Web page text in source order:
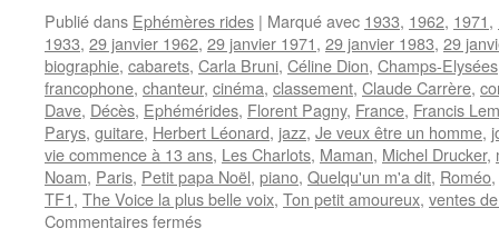
Publié dans Ephémères rides | Marqué avec 1933, 1962, 1971,
1933, 29 janvier 1962, 29 janvier 1971, 29 janvier 1983, 29
biographie, cabarets, Carla Bruni, Céline Dion, Champs-Elysées
francophone, chanteur, cinéma, classement, Claude Carrère,
Dave, Décès, Ephémérides, Florent Pagny, France, Francis
Parys, guitare, Herbert Léonard, jazz, Je veux être un homme,
vie commence à 13 ans, Les Charlots, Maman, Michel Drucker,
Noam, Paris, Petit papa Noël, piano, Quelqu'un m'a dit, Roméo,
TF1, The Voice la plus belle voix, Ton petit amoureux, ventes
Commentaires ferméssur